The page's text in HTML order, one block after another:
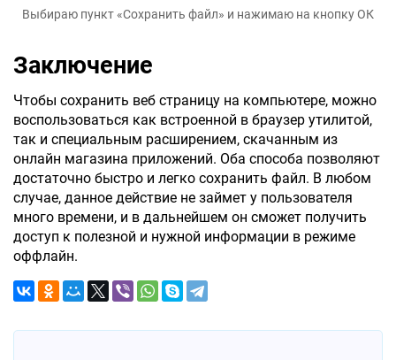
Выбираю пункт «Сохранить файл» и нажимаю на кнопку ОК
Заключение
Чтобы сохранить веб страницу на компьютере, можно
воспользоваться как встроенной в браузер утилитой,
так и специальным расширением, скачанным из
онлайн магазина приложений. Оба способа позволяют
достаточно быстро и легко сохранить файл. В любом
случае, данное действие не займет у пользователя
много времени, и в дальнейшем он сможет получить
доступ к полезной и нужной информации в режиме
оффлайн.